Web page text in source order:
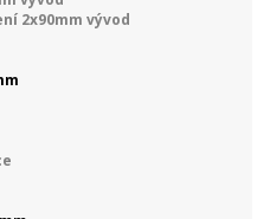
2x90mm vývod